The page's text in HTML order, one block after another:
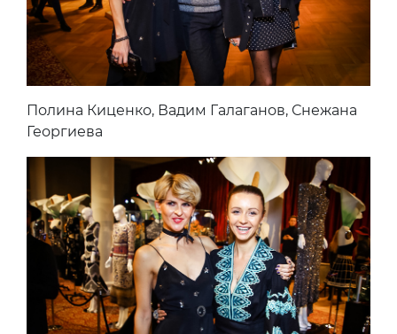
Полина Киценко, Вадим Галаганов, Снежана
Георгиева